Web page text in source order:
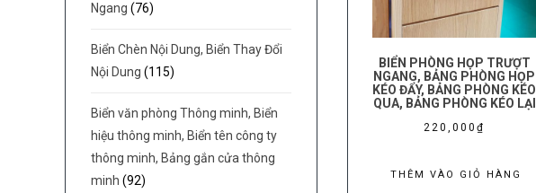
BIỂN PHÒNG HỌP TRƯỢT
NGANG, BẢNG PHÒNG HỌP
KÉO ĐẨY, BẢNG PHÒNG KÉO
QUA, BẢNG PHÒNG KÉO LẠI
220,000₫
THÊM VÀO GIỎ HÀNG
Ngang (76)
Biển Chèn Nội Dung, Biển Thay Đổi
Nội Dung (115)
Biển văn phòng Thông minh, Biển
hiệu thông minh, Biển tên công ty
thông minh, Bảng gắn cửa thông
minh (92)